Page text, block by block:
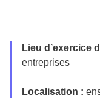
Lieu d’exercice
entreprises
Localisation :